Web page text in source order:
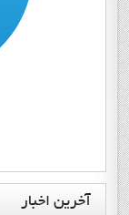
آخرین اخبار